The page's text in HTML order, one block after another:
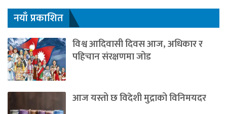
नयाँ प्रकाशित
विश्व आदिवासी दिवस आज, अधिकार र
पहिचान संरक्षणमा जोड
आज यस्तो छ विदेशी मुद्राको विनिमयदर